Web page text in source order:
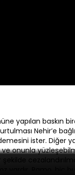
yapılan baskın
Nehir’e
ister. Diğer
ve onunla
vardır. Ramo, hiç